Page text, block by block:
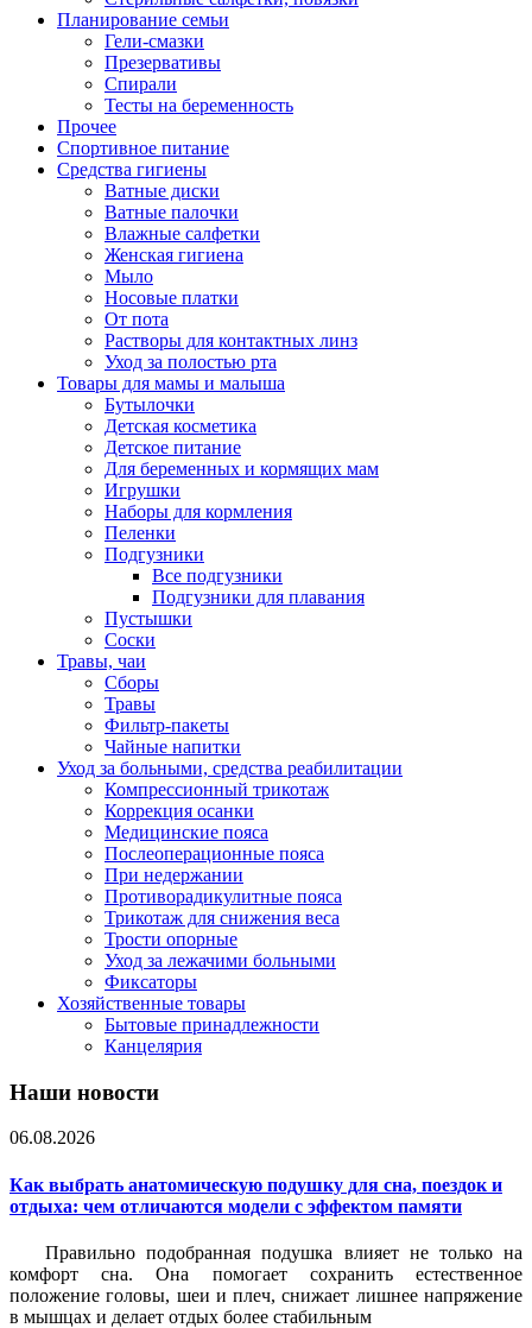
Планирование семьи
Гели-смазки
Презервативы
Спирали
Тесты на беременность
Прочее
Спортивное питание
Средства гигиены
Ватные диски
Ватные палочки
Влажные салфетки
Женская гигиена
Мыло
Носовые платки
От пота
Растворы для контактных линз
Уход за полостью рта
Товары для мамы и малыша
Бутылочки
Детская косметика
Детское питание
Для беременных и кормящих мам
Игрушки
Наборы для кормления
Пеленки
Подгузники
Все подгузники
Подгузники для плавания
Пустышки
Соски
Травы, чаи
Сборы
Травы
Фильтр-пакеты
Чайные напитки
Уход за больными, средства реабилитации
Компрессионный трикотаж
Коррекция осанки
Медицинские пояса
Послеоперационные пояса
При недержании
Противорадикулитные пояса
Трикотаж для снижения веса
Трости опорные
Уход за лежачими больными
Фиксаторы
Хозяйственные товары
Бытовые принадлежности
Канцелярия
Наши новости
06.08.2026
Как выбрать анатомическую подушку для сна, поездок и
отдыха: чем отличаются модели с эффектом памяти
Правильно подобранная подушка влияет не только на
комфорт сна. Она помогает сохранить естественное
положение головы, шеи и плеч, снижает лишнее напряжение
в мышцах и делает отдых более стабильным